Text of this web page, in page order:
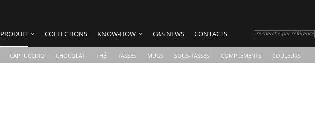
PRODUIT
CAPPUCCINO CHOCOLAT THÉ TASSES MUGS SOUS-TASSES COMPLÉMENTS COULEURS
COLLECTIONS KNOW-HOW C&S NEWS CONTACTS recherche par référence